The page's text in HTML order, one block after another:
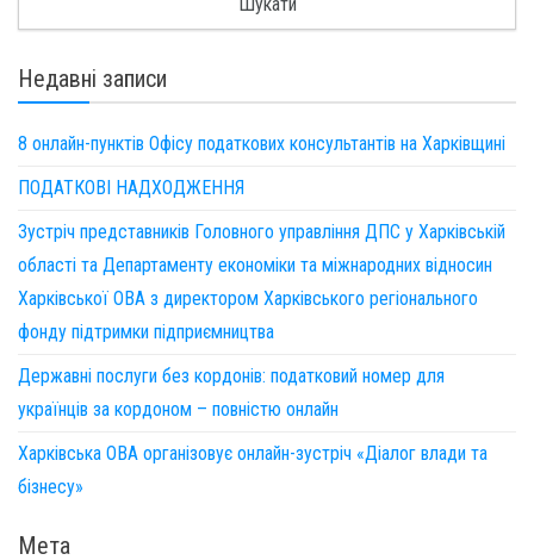
Недавні записи
8 онлайн-пунктів Офісу податкових консультантів на Харківщині
ПОДАТКОВІ НАДХОДЖЕННЯ
Зустріч представників Головного управління ДПС у Харківській
області та Департаменту економіки та міжнародних відносин
Харківської ОВА з директором Харківського регіонального
фонду підтримки підприємництва
Державні послуги без кордонів: податковий номер для
українців за кордоном – повністю онлайн
Харківська ОВА організовує онлайн-зустріч «Діалог влади та
бізнесу»
Мета